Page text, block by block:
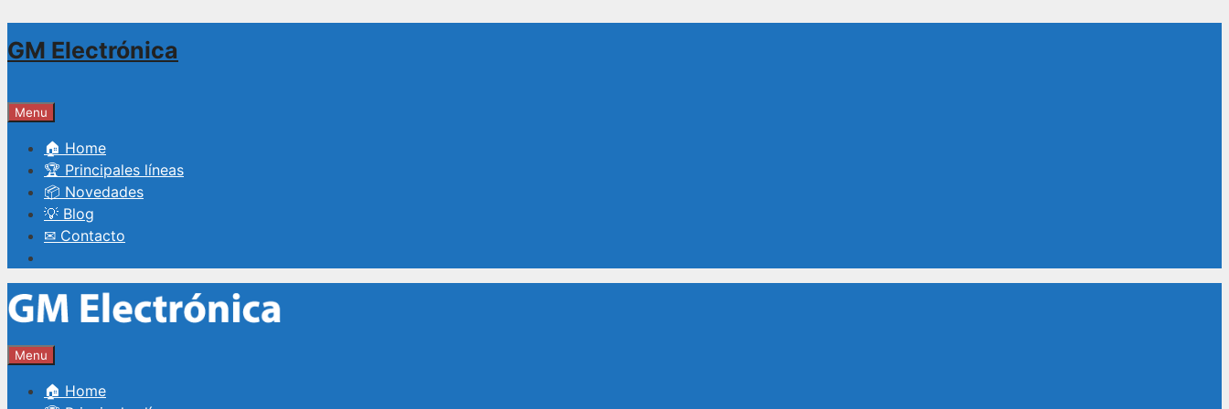
al
GM Electrónica
Menu
🏠 Home
🏆 Principales líneas
📦 Novedades
💡 Blog
✉ Contacto
Menu
🏠 Home